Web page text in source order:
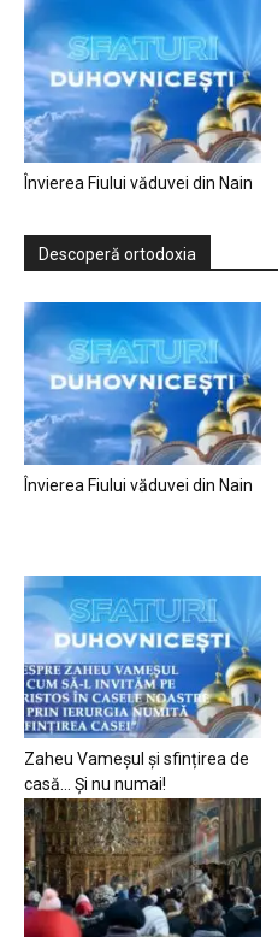
Învierea Fiului văduvei din Nain
Descoperă ortodoxia
Învierea Fiului văduvei din Nain
Zaheu Vameșul și sfințirea de
casă… Și nu numai!